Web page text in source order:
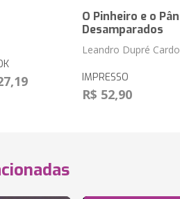
O Pinheiro e o
Desamparados
Leandro Dupré
IMPRESSO
R$ 52,90